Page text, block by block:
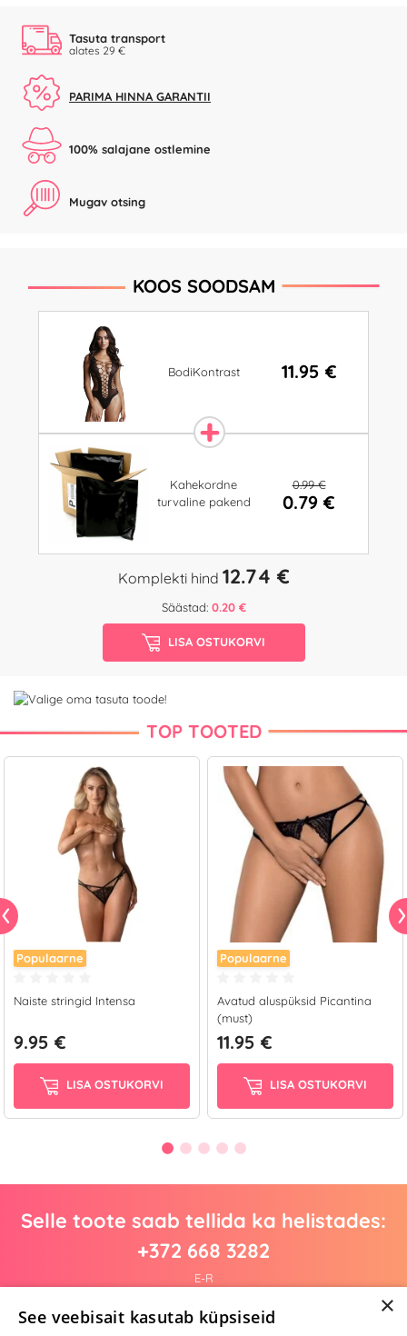
Tasuta transport
alates 29 €
PARIMA HINNA GARANTII
100% salajane ostlemine
Mugav otsing
KOOS SOODSAM
BodiKontrast 11.95 €
Kahekordne
turvaline pakend
0.99 €
0.79 €
Komplekti hind 12.74 €
Säästad: 0.20 €
LISA OSTUKORVI
TOP TOOTED
Populaarne
Naiste stringid Intensa
9.95 €
LISA OSTUKORVI
Populaarne
Avatud aluspüksid Picantina
(must)
11.95 €
LISA OSTUKORVI
Selle toote saab tellida ka helistades:
+372 668 3282
E-R
×
See veebisait kasutab küpsiseid